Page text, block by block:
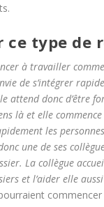
ce type de
à travailler
de s’intégrer
attend donc d’être
là et elle
les
une de ses
La collègue
et l’aider elle
commencer